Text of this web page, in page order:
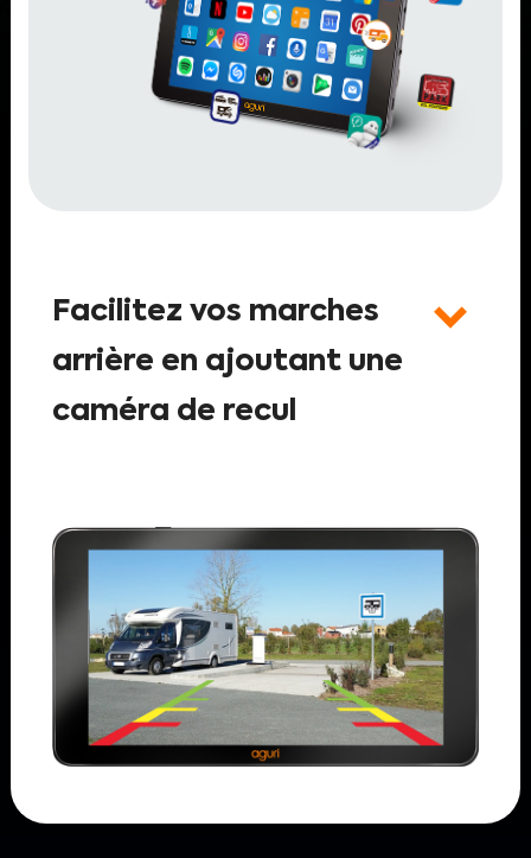
Facilitez vos marches
arrière en ajoutant une
caméra de recul